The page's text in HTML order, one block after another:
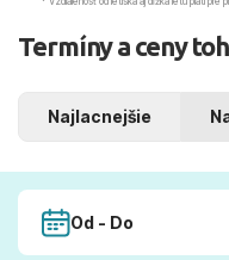
Termíny a ceny
Najlacnejšie
Od - Do